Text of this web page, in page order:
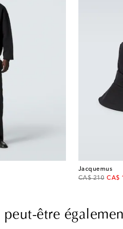
Jacquemus
CA$ 210
original price
CA$
peut-être